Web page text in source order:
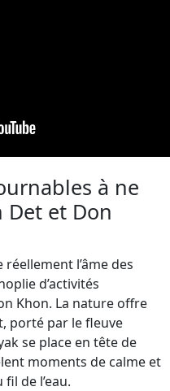
à ne
Det et Don
l’âme des
d’activités
Khon. La nature offre
porté par le fleuve
se place en tête de
moments de calme et
de l’eau.